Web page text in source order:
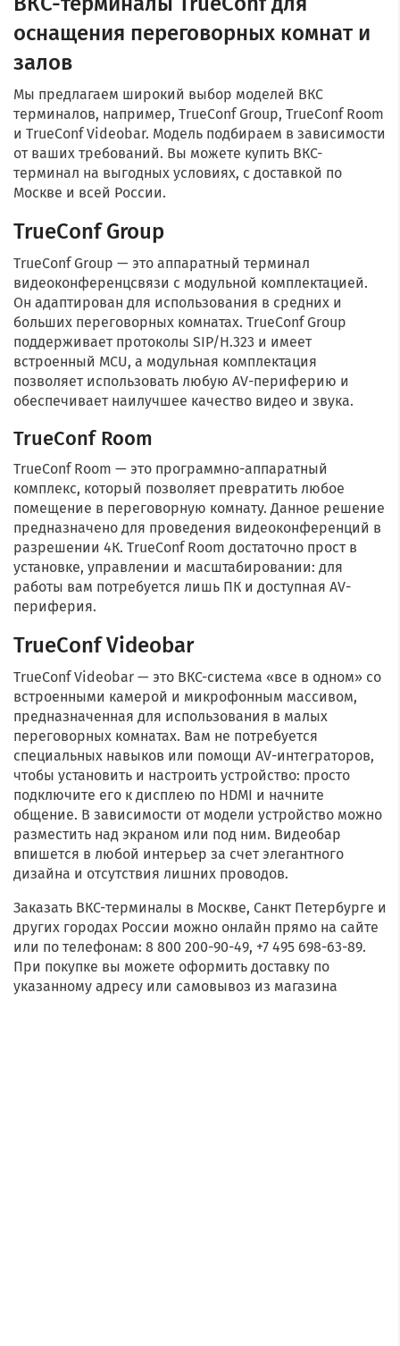
оснащения переговорных комнат и
залов
Мы предлагаем широкий выбор моделей ВКС
терминалов, например, TrueConf Group, TrueConf Room
и TrueConf Videobar. Модель подбираем в зависимости
от ваших требований. Вы можете купить ВКС-
терминал на выгодных условиях, с доставкой по
Москве и всей России.
TrueConf Group
TrueConf Group — это аппаратный терминал
видеоконференцсвязи с модульной комплектацией.
Он адаптирован для использования в средних и
больших переговорных комнатах. TrueConf Group
поддерживает протоколы SIP/H.323 и имеет
встроенный MCU, а модульная комплектация
позволяет использовать любую AV-периферию и
обеспечивает наилучшее качество видео и звука.
TrueConf Room
TrueConf Room — это программно-аппаратный
комплекс, который позволяет превратить любое
помещение в переговорную комнату. Данное решение
предназначено для проведения видеоконференций в
разрешении 4К. TrueConf Room достаточно прост в
установке, управлении и масштабировании: для
работы вам потребуется лишь ПК и доступная AV-
периферия.
TrueConf Videobar
TrueConf Videobar — это ВКС-система «все в одном» со
встроенными камерой и микрофонным массивом,
предназначенная для использования в малых
переговорных комнатах. Вам не потребуется
специальных навыков или помощи AV-интеграторов,
чтобы установить и настроить устройство: просто
подключите его к дисплею по HDMI и начните
общение. В зависимости от модели устройство можно
разместить над экраном или под ним. Видеобар
впишется в любой интерьер за счет элегантного
дизайна и отсутствия лишних проводов.
Заказать ВКС-терминалы в Москве, Санкт Петербурге и
других городах России можно онлайн прямо на сайте
или по телефонам: 8 800 200-90-49, +7 495 698-63-89.
При покупке вы можете оформить доставку по
указанному адресу или самовывоз из магазина